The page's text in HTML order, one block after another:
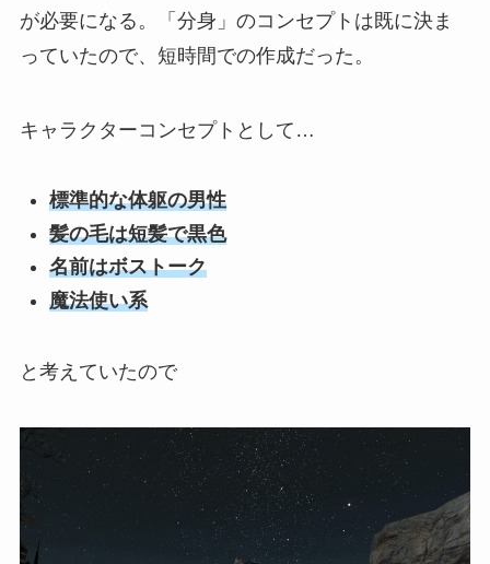
が必要になる。「分身」のコンセプトは既に決ま
っていたので、短時間での作成だった。
キャラクターコンセプトとして…
標準的な体躯の男性
髪の毛は短髪で黒色
名前はボストーク
魔法使い系
と考えていたので